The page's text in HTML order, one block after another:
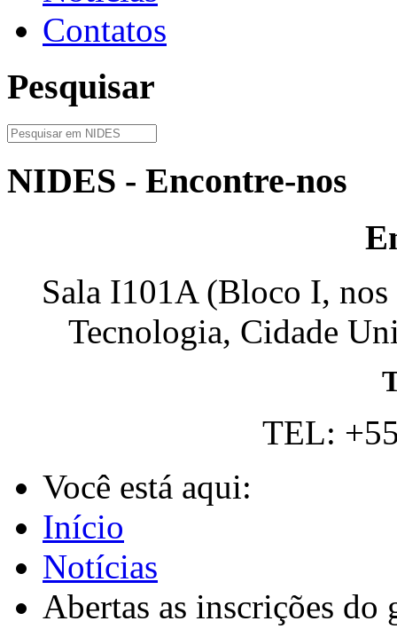
Contatos
Pesquisar
NIDES - Encontre-nos
Sala I101A (Bloco I,
Tecnologia, Cidade
TEL:
Você está aqui:
Início
Notícias
Abertas as inscrições do